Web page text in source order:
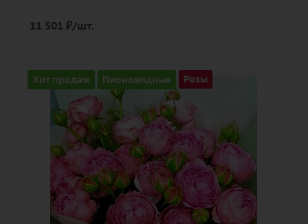
11 501 ₽/шт.
Хит продаж Пионовидные Розы
Количество
5
розовый
Описание
роза пионовидная, лента,
дизайнерская упаковка